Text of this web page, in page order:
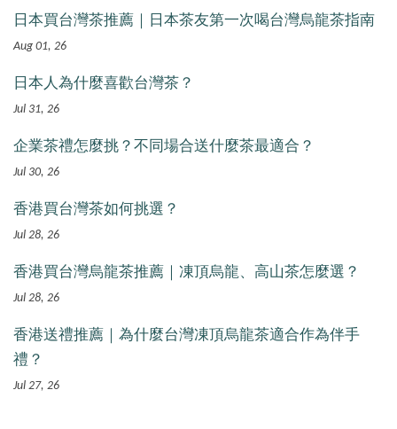
日本買台灣茶推薦｜日本茶友第一次喝台灣烏龍茶指南
Aug 01, 26
日本人為什麼喜歡台灣茶？
Jul 31, 26
企業茶禮怎麼挑？不同場合送什麼茶最適合？
Jul 30, 26
香港買台灣茶如何挑選？
Jul 28, 26
香港買台灣烏龍茶推薦｜凍頂烏龍、高山茶怎麼選？
Jul 28, 26
香港送禮推薦｜為什麼台灣凍頂烏龍茶適合作為伴手
禮？
Jul 27, 26